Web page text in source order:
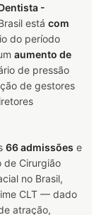
-
está com
do período
aumento de
de pressão
de gestores
66 admissões e
de Cirurgião
no Brasil,
CLT — dado
atração,